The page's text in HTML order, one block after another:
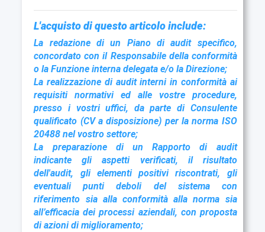
L'acquisto di questo articolo include:
La redazione di un Piano di audit specifico,
concordato con il Responsabile della conformità
o la Funzione interna delegata e/o la Direzione;
La realizzazione di audit interni in conformità ai
requisiti normativi ed alle vostre procedure,
presso i vostri uffici, da parte di Consulente
qualificato (CV a disposizione) per la norma ISO
20488 nel vostro settore;
La preparazione di un Rapporto di audit
indicante gli aspetti verificati, il risultato
dell'audit, gli elementi positivi riscontrati, gli
eventuali punti deboli del sistema con
riferimento sia alla conformità alla norma sia
all’efficacia dei processi aziendali, con proposta
di azioni di miglioramento;